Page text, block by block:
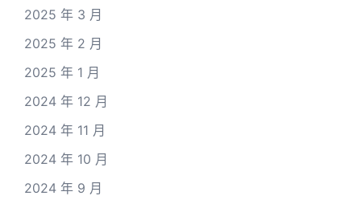
2025 年 3 月
2025 年 2 月
2025 年 1 月
2024 年 12 月
2024 年 11 月
2024 年 10 月
2024 年 9 月